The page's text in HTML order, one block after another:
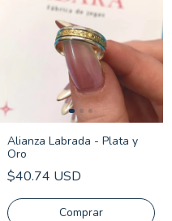
Alianza Labrada - Plata y
Oro
$40.74 USD
Comprar